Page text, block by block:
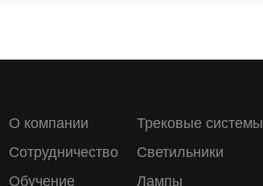
О компании
Сотрудничество
Обучение
Трековые системы
Светильники
Лампы